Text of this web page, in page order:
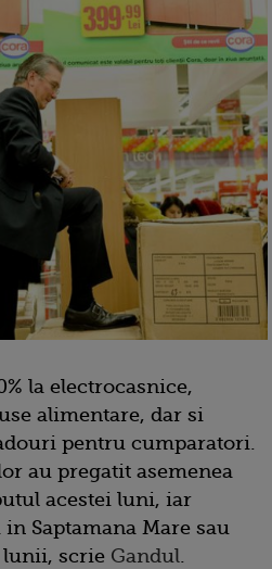
la electrocasnice,
alimentare, dar si
pentru cumparatori.
au pregatit asemenea
acestei luni, iar
Saptamana Mare sau
lunii, scrie Gandul.